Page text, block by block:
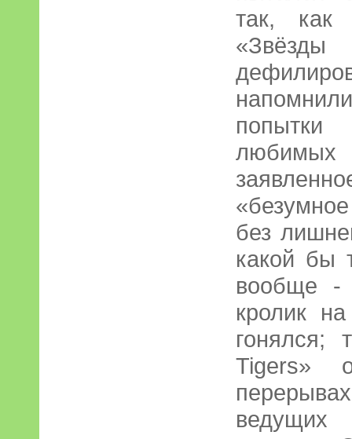
так,
любимых
без
какой бы
вообще -
кролик
гонялся;
Tigers»
ведущих